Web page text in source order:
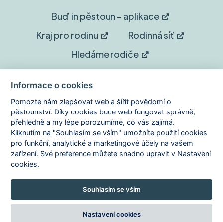
Buď in pěstoun – aplikace
Kraj pro rodinu
Rodinná síť
Hledáme rodiče
Sledujte nás
Facebook Instagram
YouTube
Copyright © 2026 Domov je dar
Zásady ochrany osobních údajů
Zásady používání cookies
Prohlášení o přístupnosti
Informace o cookies
Pomozte nám zlepšovat web a šířit povědomí o
pěstounství. Díky cookies bude web fungovat správně,
přehledně a my lépe porozumíme, co vás zajímá.
Kliknutím na "Souhlasím se vším" umožníte použití cookies
pro funkční, analytické a marketingové účely na vašem
zařízení. Své preference můžete snadno upravit v Nastavení
cookies.
Souhlasím se vším
Nastavení cookies